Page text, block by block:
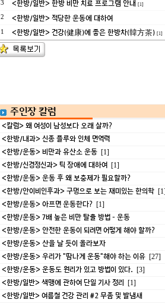
3 <한방/일반> 한방 비만 치료 프로그램 안내 [1]
2 <한방/일반> 적당한 운동에 대하여
1 <한방/일반> 건강(健康)에 좋은 한방차(韓方茶) [1]
주인장 칼럼
<칼럼> 왜 여성이 남성보다 오래 살까?
<한방/내과> 신종 플루와 인체 면역력
<한방/운동> 비만과 유산소 운동 [1]
<한방/신경정신과> 틱 장애에 대하여 [1]
<한방/운동> 운동 후 왜 보충제가 필요할까?
<한방/안이비인후과> 구멍으로 보는 재미있는 한의학
<한방/운동> 아프면 운동한다? [1]
<한방/운동> 7배 높은 비만 탈출 방법 - 운동
<한방/운동> 안전한 운동이 되려면 어떻게 해야 할까?
<한방/운동> 산을 날 듯이 올라보자
<한방/운동> 우리가 "땀나게 운동"해야 하는 이유 [27]
<한방/운동> 운동도 원리가 있고 방법이 있다. [3]
<한방/일반> 색맹에 관하여 단일 기사 정리 [1]
<한방/일반> 여름철 건강 관리 #2 무좀 및 발냄새